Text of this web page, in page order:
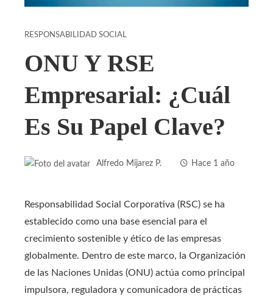
RESPONSABILIDAD SOCIAL
ONU Y RSE
Empresarial: ¿cuál
Es Su Papel Clave?
Alfredo Mijarez P. Hace 1 año
Responsabilidad Social Corporativa (RSC) se ha
establecido como una base esencial para el
crecimiento sostenible y ético de las empresas
globalmente. Dentro de este marco, la Organización
de las Naciones Unidas (ONU) actúa como principal
impulsora, reguladora y comunicadora de prácticas